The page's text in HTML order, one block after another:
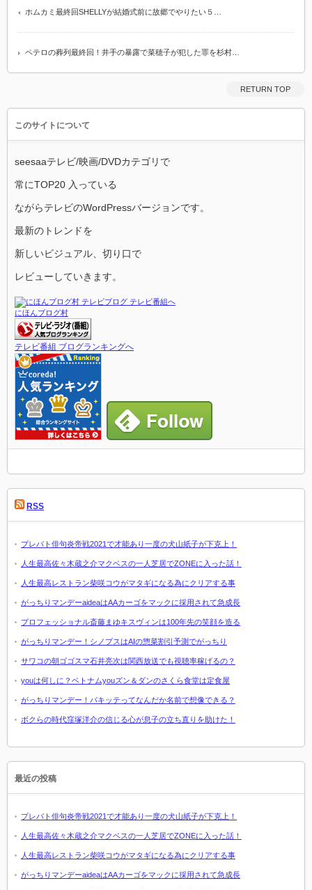
ホムカミ最終回SHELLYが結婚式前に故郷でやりたい５…
ペテロの葬列最終回！井手の暴露で菜穂子が犯した罪を杉村…
RETURN TOP
このサイトについて
seesaaテレビ/映画/DVDカテゴリで
常にTOP20 入っている
ながらテレビのWordPressバージョンです。
最新のトレンドを
新しいビジュアル、切り口で
レビューしていきます。
にほんブログ村
テレビ番組 ブログランキングへ
RSS
プレバト俳句炎帝戦2021で才能あり一度の犬山紙子が下克上！
人生最高佐々木蔵之介マクベスの一人芝居でZONEに入った話！
人生最高レストラン柴咲コウがマタギになる為にクリアする事
がっちりマンデーaideaはAAカーゴをマックに採用されて急成長
プロフェッショナル斎藤まゆキスヴィンは100年先の笑顔を造る
がっちりマンデー！シノプスはAIの惣菜割引予測でがっちり
サワコの朝ゴゴスマ石井亮次は関西放送でも視聴率稼げるの？
youは何しに？ベトナムyouズン＆ダンのさくら食堂は定食屋
がっちりマンデー！パキッテってなんだか名前で想像できる？
ボクらの時代窪塚洋介の信じる心が息子の立ち直りを助けた！
最近の投稿
プレバト俳句炎帝戦2021で才能あり一度の犬山紙子が下克上！
人生最高佐々木蔵之介マクベスの一人芝居でZONEに入った話！
人生最高レストラン柴咲コウがマタギになる為にクリアする事
がっちりマンデーaideaはAAカーゴをマックに採用されて急成長